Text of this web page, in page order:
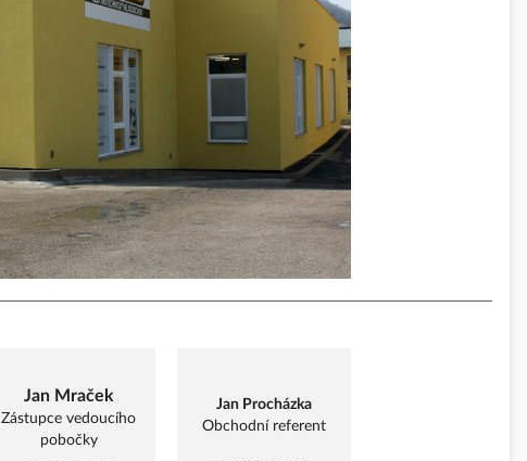
Jan Mraček
Zástupce vedoucího
pobočky
Jan Procházka
Obchodní referent